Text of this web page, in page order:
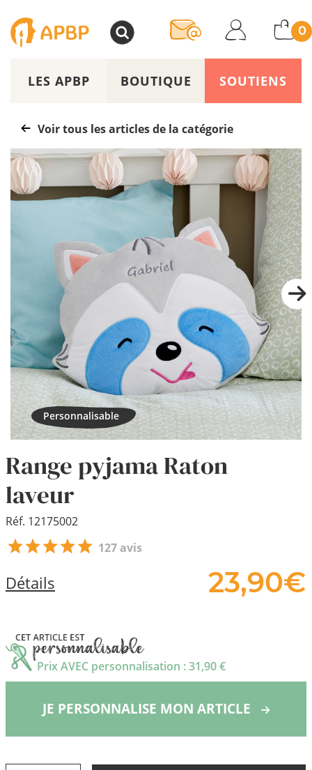
0
LES APBP BOUTIQUE SOUTIENS
Voir tous les articles de la catégorie
Range pyjama Raton
laveur
Réf. 12175002
127 avis
Détails 23,90€
Prix AVEC personnalisation : 31,90 €
JE PERSONNALISE MON ARTICLE